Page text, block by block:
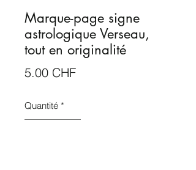
Marque-page signe
astrologique Verseau,
tout en originalité
5.00 CHFPrix
Quantité *